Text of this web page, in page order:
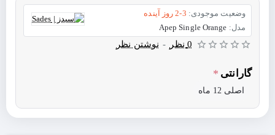
وضعیت موجودی: 2-3 روز آینده
مدل: Apep Single Orange
0 نظر - نوشتن نظر
گارانتی
اصلی 12 ماه